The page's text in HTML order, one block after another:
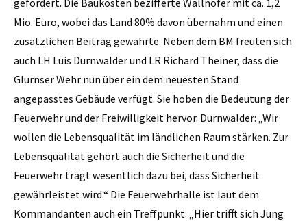
Mio. Euro, wobei das Land 80% davon übernahm und einen
zusätzlichen Beiträg gewährte. Neben dem BM freuten sich
auch LH Luis Durnwalder und LR Richard Theiner, dass die
Glurnser Wehr nun über ein dem neuesten Stand
angepasstes Gebäude verfügt. Sie hoben die Bedeutung der
Feuerwehr und der Freiwilligkeit hervor. Durnwalder: „Wir
wollen die Lebensqualität im ländlichen Raum stärken. Zur
Lebensqualität gehört auch die Sicherheit und die
Feuerwehr trägt wesentlich dazu bei, dass Sicherheit
gewährleistet wird.“ Die Feuerwehrhalle ist laut dem
Kommandanten auch ein Treffpunkt: „Hier trifft sich Jung